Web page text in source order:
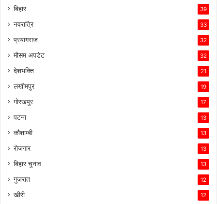
बिहार 39
नवरात्रि 33
प्रयागराज 32
मौसम अपडेट 32
देशभक्ति 21
लखीमपुर 19
गोरखपुर 17
पटना 13
कौशाम्बी 13
रोजगार 13
बिहार चुनाव 13
गुजरात 12
खीरी 12